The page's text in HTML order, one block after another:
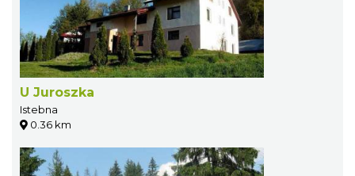
U Juroszka
Istebna
0.36 km